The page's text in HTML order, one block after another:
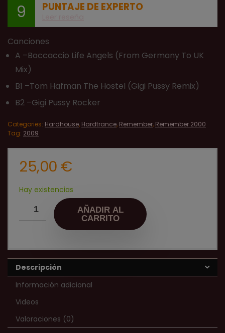
9 PUNTAJE DE EXPERTO
Canciones
A –Boccaccio Life Angels (From Germany To UK
Mix)
B1 –Tom Hafman The Hostel (Gigi Pussy Remix)
B2 –Gigi Pussy Rocker
Categories: Hardhouse, Hardtrance, Remember, Remember 2000
Tag: 2009
25,00 €
Hay existencias
AÑADIR AL
CARRITO
Descripción
Información adicional
Videos
Valoraciones (0)